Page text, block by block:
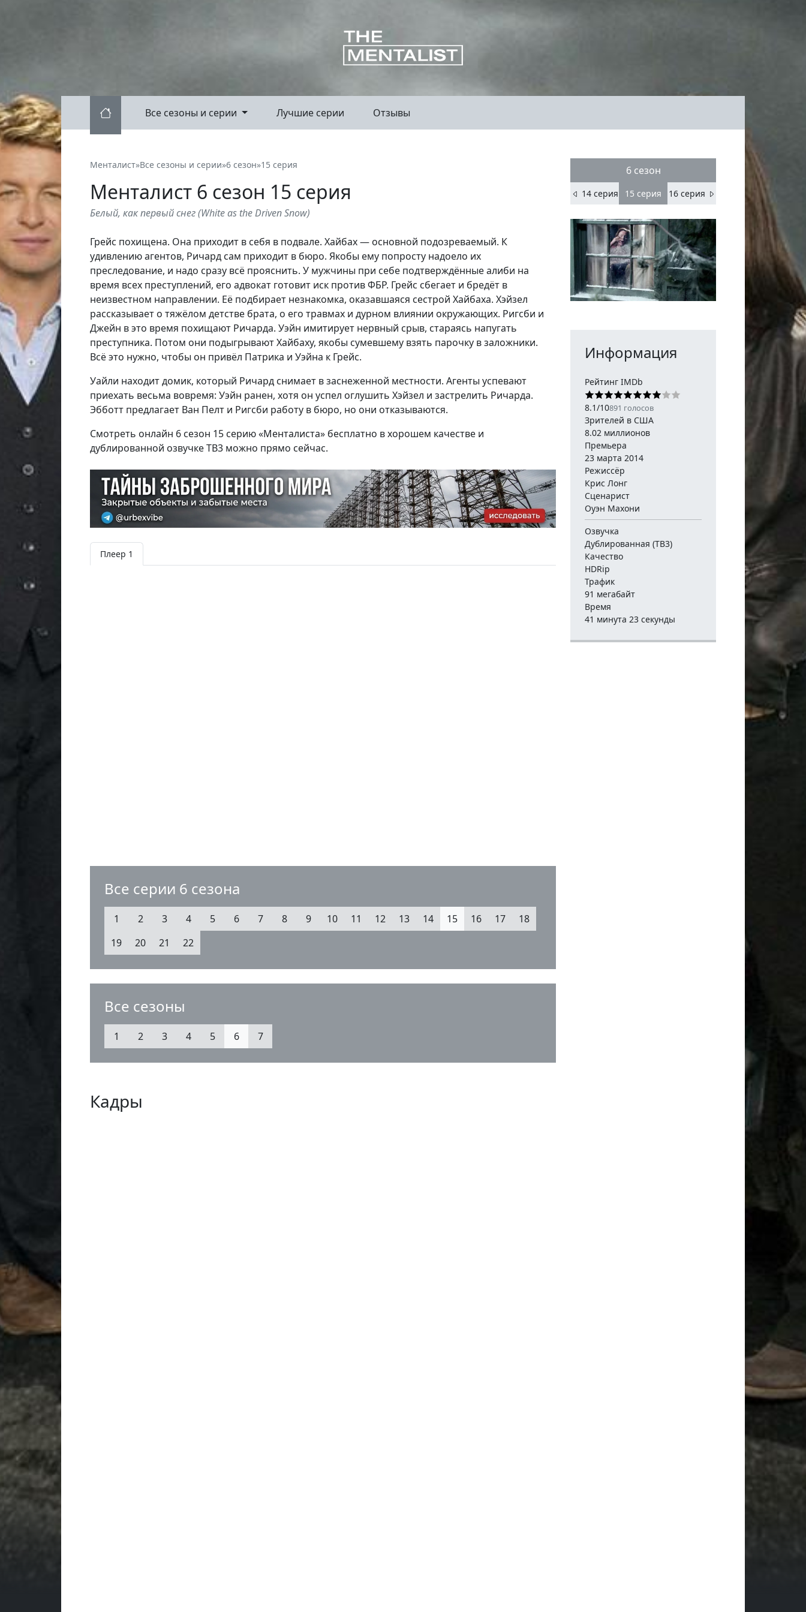
Все сезоны и серии Лучшие серии Отзывы
Менталист»Все сезоны и серии»6 сезон»15 серия
Менталист 6 сезон 15 серия
Белый, как первый снег(White as the Driven Snow)
Грейс похищена. Она приходит в себя в подвале. Хайбах — основной подозреваемый. К
удивлению агентов, Ричард сам приходит в бюро. Якобы ему попросту надоело их
преследование, и надо сразу всё прояснить. У мужчины при себе подтверждённые алиби на
время всех преступлений, его адвокат готовит иск против ФБР. Грейс сбегает и бредёт в
неизвестном направлении. Её подбирает незнакомка, оказавшаяся сестрой Хайбаха. Хэйзел
рассказывает о тяжёлом детстве брата, о его травмах и дурном влиянии окружающих. Ригсби и
Джейн в это время похищают Ричарда. Уэйн имитирует нервный срыв, стараясь напугать
преступника. Потом они подыгрывают Хайбаху, якобы сумевшему взять парочку в заложники.
Всё это нужно, чтобы он привёл Патрика и Уэйна к Грейс.
Уайли находит домик, который Ричард снимает в заснеженной местности. Агенты успевают
приехать весьма вовремя: Уэйн ранен, хотя он успел оглушить Хэйзел и застрелить Ричарда.
Эбботт предлагает Ван Пелт и Ригсби работу в бюро, но они отказываются.
Смотреть онлайн 6 сезон 15 серию «Менталиста» бесплатно в хорошем качестве и
дублированной озвучке ТВ3 можно прямо сейчас.
Плеер 1
Все серии 6 сезона
1 2 3 4 5 6 7 8 9 10 11 12 13 14 15 16 17
18
19
20 21 22
Все сезоны
1 2 3 4 5 6 7
Кадры
6 сезон
14 серия 15 серия 16 серия
Информация
Рейтинг IMDb
8.1/10891 голосов
Зрителей в США
8.02 миллионов
Премьера
23 марта 2014
Режиссёр
Крис Лонг
Сценарист
Оуэн Махони
Озвучка
Дублированная (ТВ3)
Качество
HDRip
Трафик
91 мегабайт
Время
41 минута 23 секунды